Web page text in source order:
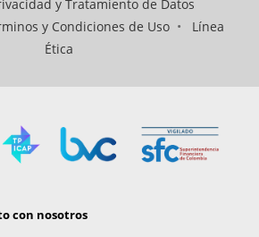
y Tratamiento de Datos
y Condiciones de Uso• Línea
Ética
con nosotros